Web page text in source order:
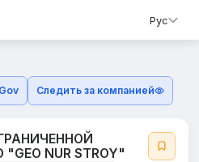
Рус
Следить за компанией
NUR STROY"